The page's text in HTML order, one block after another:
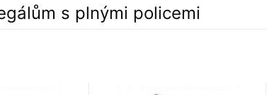
s plnými policemi